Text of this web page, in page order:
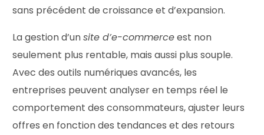
sans précédent de croissance et d’expansion.
La gestion d’unsite d’e-commerceest non
seulement plus rentable, mais aussi plus souple.
Avec des outils numériques avancés, les
entreprises peuvent analyser en temps réel le
comportement des consommateurs, ajuster leurs
offres en fonction des tendances et des retours